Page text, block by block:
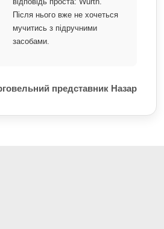
Після нього вже не хочеться
мучитись з підручними
засобами.
представник Назар